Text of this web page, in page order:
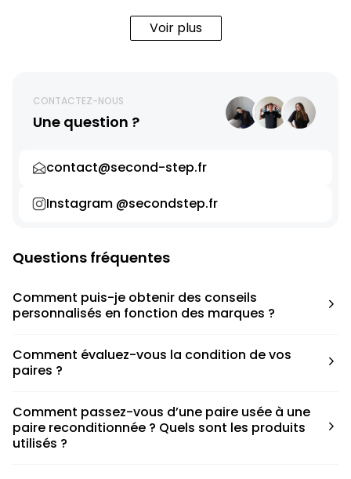
Voir plus
CONTACTEZ-NOUS
Une question ?
contact@second-step.fr
Instagram @secondstep.fr
Questions fréquentes
Comment puis-je obtenir des conseils
personnalisés en fonction des marques ?
pour déterminer la taille appropriée, que ce soit une taille
en dessous, au-dessus ou correspondant à votre taille
Comment évaluez-vous la condition de vos
paires ?
défauts spécifiques de chaque paire.
Comment passez-vous d’une paire usée à une
paire reconditionnée ? Quels sont les produits
utilisés ?